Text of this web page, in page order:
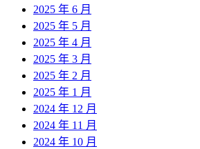
2025 年 6 月
2025 年 5 月
2025 年 4 月
2025 年 3 月
2025 年 2 月
2025 年 1 月
2024 年 12 月
2024 年 11 月
2024 年 10 月